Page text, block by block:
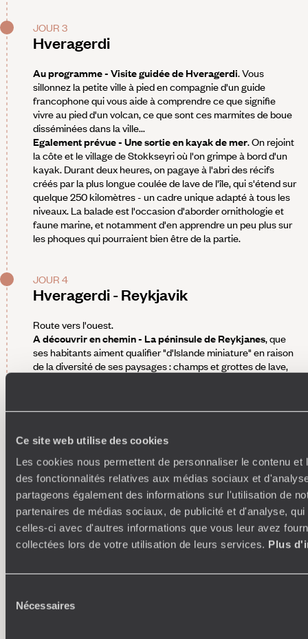
Ce site web utilise des cookies
Les cookies nous permettent de personnaliser le contenu et
des fonctionnalités relatives aux médias sociaux et
partageons également des informations sur l'utilisation de
partenaires de médias sociaux, de publicité et d'analyse,
celles-ci avec d'autres informations que vous leur avez
collectées lors de votre utilisation de leurs services. Plus
Nécessaires
JOUR 3
Hveragerdi
Au programme - Visite guidée de Hveragerdi. Vous
sillonnez la petite ville à pied en compagnie d'un guide
francophone qui vous aide à comprendre ce que signifie
vivre au pied d'un volcan, ce que sont ces marmites de boue
disséminées dans la ville...
Egalement prévue - Une sortie en kayak de mer. On rejoint
la côte et le village de Stokkseyri où l'on grimpe à bord d'un
kayak. Durant deux heures, on pagaye à l'abri des récifs
créés par la plus longue coulée de lave de l'île, qui s'étend sur
quelque 250 kilomètres - un cadre unique adapté à tous les
niveaux. La balade est l'occasion d'aborder ornithologie et
faune marine, et notamment d'en apprendre un peu plus sur
les phoques qui pourraient bien être de la partie.
JOUR 4
Hveragerdi - Reykjavik
Route vers l'ouest.
A découvrir en chemin - La péninsule de Reykjanes, que
ses habitants aiment qualifier "d'Islande miniature" en raison
de la diversité de ses paysages : champs et grottes de lave,
nord-américaine et eurasienne. On ne manque pas de
déambuler le long des falaises Reykjanestá, cette côte de
roches volcaniques déchiquetées que survolent de
nombreux oiseaux de mer en été. Juste à l’est du phare de
Reykjanestá (le plus vieux d’Islande) se trouve la zone
d’activité géothermique de Gunnuhver, où quelques sentiers
aménagés et passerelles permettent d’observer des
fumerolles remontant vers la surface à plus de 100°C. Vous
trouverez d’autres témoignages de l’activité volcanique dans
des mares de boue bouillonnante.
emblématique de la région. L'occasion unique de prendre un
bain au cœur d’un champ de lave, dans une harmonie de